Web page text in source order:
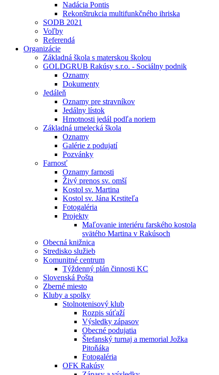
Nadácia Pontis
Rekonštrukcia multifunkčného ihriska
SODB 2021
Voľby
Referendá
Organizácie
Základná škola s materskou školou
GOLDGRUB Rakúsy s.r.o. - Sociálny podnik
Oznamy
Dokumenty
Jedáleň
Oznamy pre stravníkov
Jedálny lístok
Hmotnosti jedál podľa noriem
Základná umelecká škola
Oznamy
Galérie z podujatí
Pozvánky
Farnosť
Oznamy farnosti
Živý prenos sv. omší
Kostol sv. Martina
Kostol sv. Jána Krstiteľa
Fotogaléria
Projekty
Maľovanie interiéru farského kostola
svätého Martina v Rakúsoch
Obecná knižnica
Stredisko služieb
Komunitné centrum
Týždenný plán činnosti KC
Slovenská Pošta
Zberné miesto
Kluby a spolky
Stolnotenisový klub
Rozpis súťaží
Výsledky zápasov
Obecné podujatia
Štefanský turnaj a memorial Jožka
Pitoňáka
Fotogaléria
OFK Rakúsy